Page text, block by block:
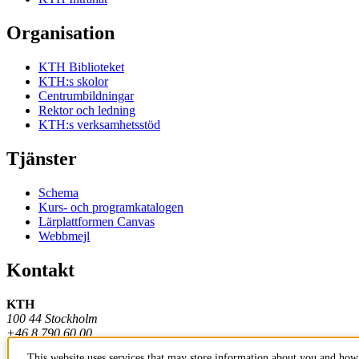
Organisation
KTH Biblioteket
KTH:s skolor
Centrumbildningar
Rektor och ledning
KTH:s verksamhetsstöd
Tjänster
Schema
Kurs- och programkatalogen
Lärplattformen Canvas
Webbmejl
Kontakt
KTH
100 44 Stockholm
+46 8 790 60 00